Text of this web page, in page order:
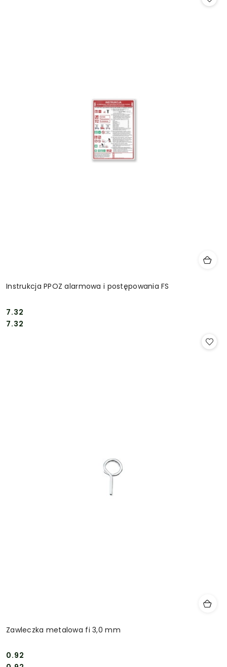
Instrukcja PPOZ alarmowa i postępowania FS
Cena:
7.32
Cena:
7.32
Zawleczka metalowa fi 3,0 mm
0.92